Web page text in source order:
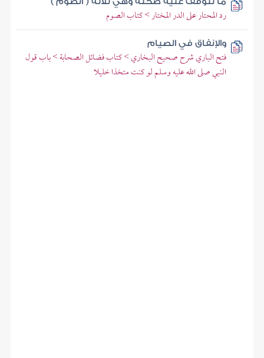
رد المحتار على الدر المختار > كتاب الصوم
والإنفاق في الصيام
فتح الباري شرح صحيح البخاري > كتاب فضائل الصحابة > باب قول
النبي صلى الله عليه وسلم لو كنت متخذا خليلا